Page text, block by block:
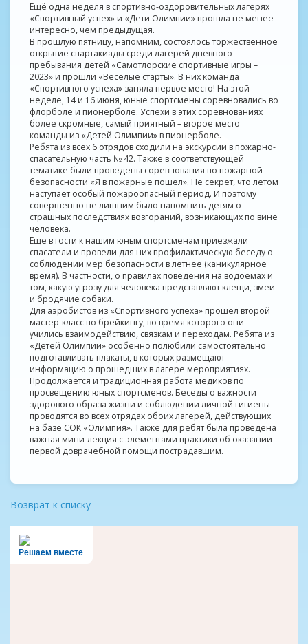
Ещё одна неделя в спортивно-оздоровительных лагерях
«Спортивный успех» и «Дети Олимпии» прошла не менее
интересно, чем предыдущая.
В прошлую пятницу, напомним, состоялось торжественное
открытие спартакиады среди лагерей дневного
пребывания детей «Самотлорские спортивные игры –
2023» и прошли «Весёлые старты». В них команда
«Спортивного успеха» заняла первое место! На этой
неделе, 14 и 16 июня, юные спортсмены соревновались во
флорболе и пионерболе. Успехи в этих соревнованиях
более скромные, самый приятный – второе место
команды из «Детей Олимпии» в пионерболе.
Ребята из всех 6 отрядов сходили на экскурсии в пожарно-
спасательную часть № 42. Также в соответствующей
тематике были проведены соревнования по пожарной
безопасности «Я в пожарные пошел». Не секрет, что летом
наступает особый пожароопасный период. И поэтому
совершенно не лишним было напомнить детям о
страшных последствиях возгораний, возникающих по вине
человека.
Еще в гости к нашим юным спортсменам приезжали
спасатели и провели для них профилактическую беседу о
соблюдении мер безопасности в летнее (каникулярное
время). В частности, о правилах поведения на водоемах и
том, какую угрозу для человека представляют клещи, змеи
и бродячие собаки.
Для аэробистов из «Спортивного успеха» прошел второй
мастер-класс по брейкингу, во время которого они
учились взаимодействию, связкам и переходам. Ребята из
«Детей Олимпии» особенно полюбили самостоятельно
подготавливать плакаты, в которых размещают
информацию о прошедших в лагере мероприятиях.
Продолжается и традиционная работа медиков по
просвещению юных спортсменов. Беседы о важности
здорового образа жизни и соблюдении личной гигиены
проводятся во всех отрядах обоих лагерей, действующих
на базе СОК «Олимпия». Также для ребят была проведена
важная мини-лекция с элементами практики об оказании
первой доврачебной помощи пострадавшим.
Возврат к списку
Решаем вместе